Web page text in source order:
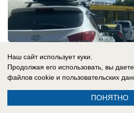
Главное в стране
Наш сайт использует куки.
Продолжая его использовать, вы
файлов cookie и пользовательских
ПОНЯТНО